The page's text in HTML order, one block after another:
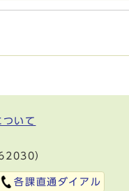
ついて
）
各課直通ダイアル